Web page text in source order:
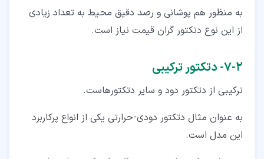
به منظور هم پوشانی و رصد دقیق محیط به تعداد زیادی
از این نوع دتکتور گران قیمت نیاز است.
۲‏-‏۷‏- دتکتور ترکیبی
ترکیبی از دتکتور دود و سایر دتکتورهاست.
به عنوان مثال دتکتور دودی-حرارتی یکی از انواع پرکاربرد
این مدل است.